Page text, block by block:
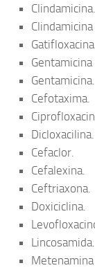
Clindamicina.
Gatifloxacina.
Gentamicina
Gentamicina.
Cefotaxima.
Dicloxacilina.
Cefaclor.
Cefalexina.
Ceftriaxona.
Doxiciclina.
Lincosamida.